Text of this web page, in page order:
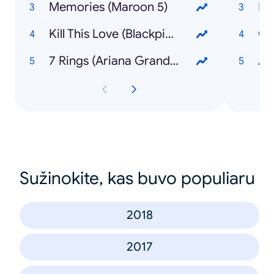
Memories (Maroon 5)
Kill This Love (Blackpink)
7 Rings (Ariana Grande)
Sužinokite, kas buvo populiaru
2018
2017